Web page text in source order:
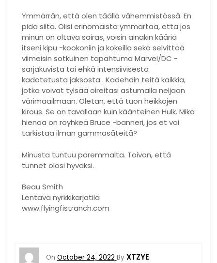
Ymmärrän, että olen täällä vähemmistössä. En
pidä siitä. Olisi erinomaista ymmärtää, että jos
minun on oltava sairas, voisin ainakin kääriä
itseni kipu -kookoniin ja kokeilla sekä selvittää
viimeisin sotkuinen tapahtuma Marvel/DC -
sarjakuvista tai ehkä intensiivisestä
kadotetusta jaksosta . Kadehdin teitä kaikkia,
jotka voivat tylsää oireitasi astumalla neljään
värimaailmaan. Oletan, että tuon heikkojen
kirous. Se on tavallaan kuin käänteinen Hulk. Mikä
hienoa on röyhkeä Bruce -banneri, jos et voi
tarkistaa ilman gammasäteitä?
Minusta tuntuu paremmalta. Toivon, että
tunnet olosi hyväksi.
Beau Smith
Lentävä nyrkkikarjatila
www.flyingfistranch.com
On October 24, 2022 By XTZYE